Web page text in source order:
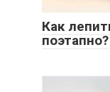
Как
поэтапно?